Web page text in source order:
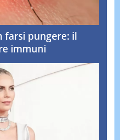
farsi pungere: il
immuni